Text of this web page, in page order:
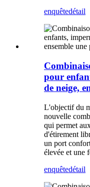
enquêtedétail
pour
de neige,
L'objectif du
nouvelle
qui permet
d'étirement
un port
élevée et une
enquêtedétail